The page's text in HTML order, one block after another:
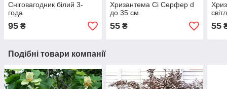
Сніговагодник білий 3-
года
95 ₴
Хризантема Сі Серфер d
до 35 см
55₴ 55
Подібні товари компанії